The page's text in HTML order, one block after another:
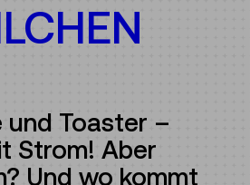
und Toaster –
Strom! Aber
Und wo kommt